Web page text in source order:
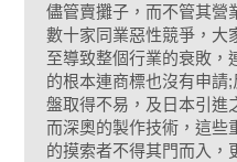
儘管賣攤子，而不管其營
數十家同業惡性競爭，大
至導致整個行業的衰敗，
的根本連商標也沒有申請
盤取得不易，及日本引進
而深奧的製作技術，這些
的摸索者不得其門而入，